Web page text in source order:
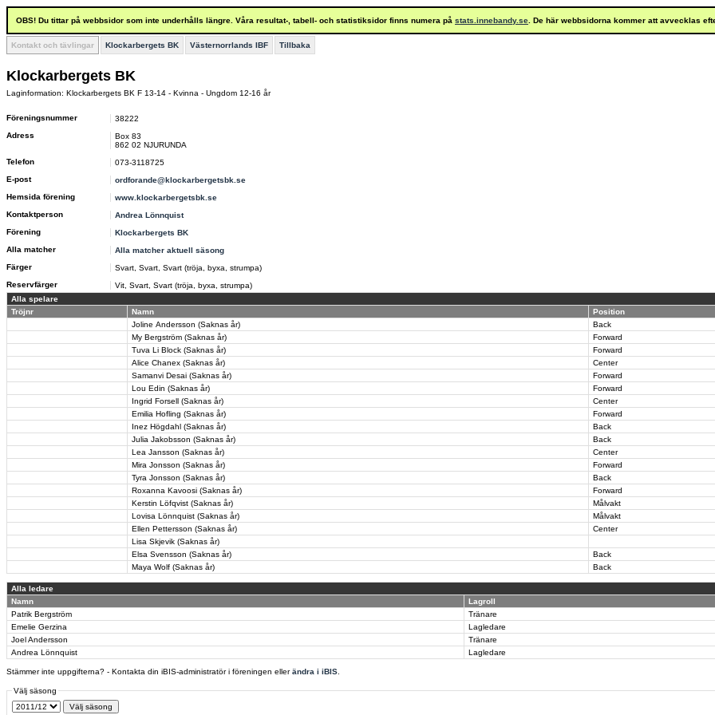
OBS! Du tittar på webbsidor som inte underhålls längre. Våra resultat-, tabell- och statistiksidor finns numera på stats.innebandy.se . De här webbsidorna kommer att avvecklas
Kontakt och tävlingar Klockarbergets BK Västernorrlands IBF Tillbaka
Klockarbergets BK
Laginformation: Klockarbergets BK F 13-14 - Kvinna - Ungdom 12-16 år
Föreningsnummer
38222
Adress
Box 83
862 02 NJURUNDA
Telefon
073-3118725
E-post
ordforande@klockarbergetsbk.se
Hemsida förening
www.klockarbergetsbk.se
Kontaktperson
Andrea Lönnquist
Förening
Klockarbergets BK
Alla matcher
Alla matcher aktuell säsong
Färger
Svart, Svart, Svart (tröja, byxa, strumpa)
Reservfärger
Vit, Svart, Svart (tröja, byxa, strumpa)
Alla spelare
Tröjnr
Namn
Position
Joline Andersson (Saknas år)
Back
My Bergström (Saknas år)
Forward
Tuva Li Block (Saknas år)
Forward
Alice Chanex (Saknas år)
Center
Samanvi Desai (Saknas år)
Forward
Lou Edin (Saknas år)
Forward
Ingrid Forsell (Saknas år)
Center
Emilia Hofling (Saknas år)
Forward
Inez Högdahl (Saknas år)
Back
Julia Jakobsson (Saknas år)
Back
Lea Jansson (Saknas år)
Center
Mira Jonsson (Saknas år)
Forward
Tyra Jonsson (Saknas år)
Back
Roxanna Kavoosi (Saknas år)
Forward
Kerstin Löfqvist (Saknas år)
Målvakt
Lovisa Lönnquist (Saknas år)
Målvakt
Ellen Pettersson (Saknas år)
Center
Lisa Skjevik (Saknas år)
Elsa Svensson (Saknas år)
Back
Maya Wolf (Saknas år)
Back
Alla ledare
Namn
Lagroll
Patrik Bergström
Tränare
Emelie Gerzina
Lagledare
Joel Andersson
Tränare
Andrea Lönnquist
Lagledare
Stämmer inte uppgifterna? - Kontakta din iBIS-administratör i föreningen ellerändra i iBIS
Välj säsong